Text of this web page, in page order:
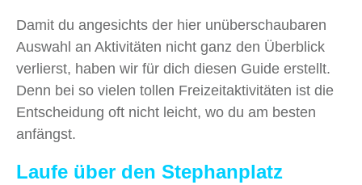
Damit du angesichts der hier unüberschaubaren
Auswahl an Aktivitäten nicht ganz den Überblick
verlierst, haben wir für dich diesen Guide erstellt.
Denn bei so vielen tollen Freizeitaktivitäten ist die
Entscheidung oft nicht leicht, wo du am besten
anfängst.
Laufe über den Stephanplatz